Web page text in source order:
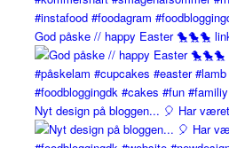
God påske // happy Easter 🐤🐤🐤
Nyt design på bloggen... 🎈 Har